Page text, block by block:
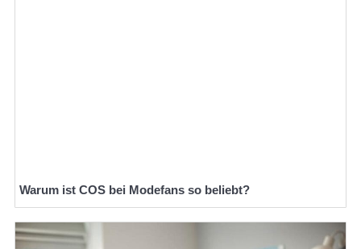
Warum ist COS bei Modefans so beliebt?